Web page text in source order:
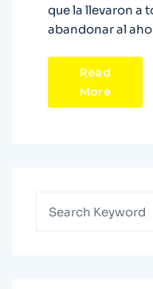
que la llevaron a
abandonar al
Read
More